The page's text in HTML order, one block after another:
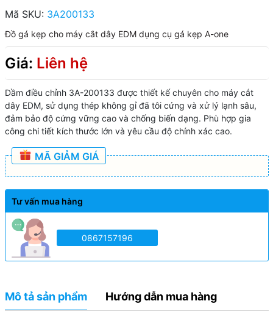
Mã SKU: 3A200133
Đồ gá kẹp cho máy cắt dây EDM dụng cụ gá kẹp A-one
Giá: Liên hệ
Dầm điều chỉnh 3A-200133 được thiết kế chuyên cho máy cắt
dây EDM, sử dụng thép không gỉ đã tôi cứng và xử lý lạnh sâu,
đảm bảo độ cứng vững cao và chống biến dạng. Phù hợp gia
công chi tiết kích thước lớn và yêu cầu độ chính xác cao.
MÃ GIẢM GIÁ
Tư vấn mua hàng
0867157196
Mô tả sản phẩm Hướng dẫn mua hàng